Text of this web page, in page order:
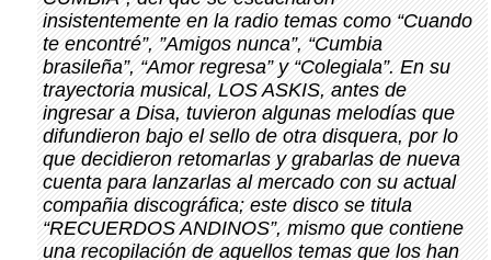
insistentemente en la radio temas como “Cuando
te encontré”, ”Amigos nunca”, “Cumbia
brasileña”, “Amor regresa” y “Colegiala”. En su
trayectoria musical, LOS ASKIS, antes de
ingresar a Disa, tuvieron algunas melodías que
difundieron bajo el sello de otra disquera, por lo
que decidieron retomarlas y grabarlas de nueva
cuenta para lanzarlas al mercado con su actual
compañia discográfica; este disco se titula
“RECUERDOS ANDINOS”, mismo que contiene
una recopilación de aquellos temas que los han